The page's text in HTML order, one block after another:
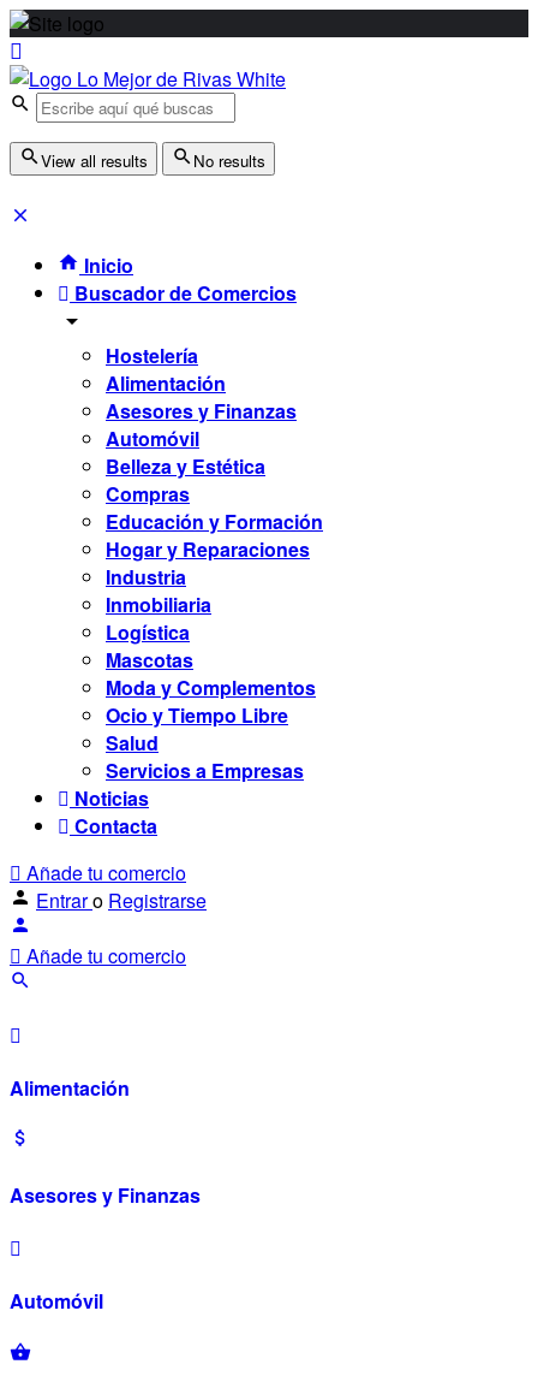
View all results No results
Inicio
Buscador de Comercios
Hostelería
Alimentación
Asesores y Finanzas
Automóvil
Belleza y Estética
Compras
Educación y Formación
Hogar y Reparaciones
Industria
Inmobiliaria
Logística
Mascotas
Moda y Complementos
Ocio y Tiempo Libre
Salud
Servicios a Empresas
Noticias
Contacta
Añade tu comercio
Entraro Registrarse
Añade tu comercio
Alimentación
Asesores y Finanzas
Automóvil